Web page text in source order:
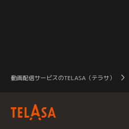
動画配信サービスのTELASA（テラサ）